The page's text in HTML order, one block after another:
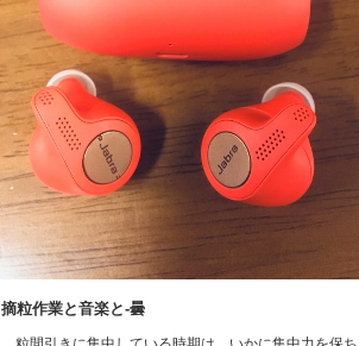
摘粒作業と音楽と-曇